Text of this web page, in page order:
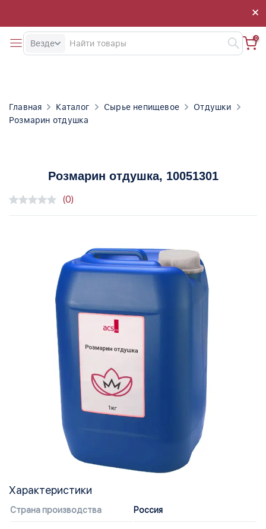
×
×
Везде
0
Главная Каталог Сырье непищевое
Отдушки
Розмарин отдушка
Розмарин отдушка, 10051301
(0)
Характеристики
Страна производства Россия